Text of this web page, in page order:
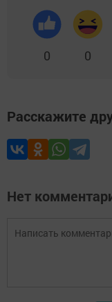
0 0
Расскажите
Нет